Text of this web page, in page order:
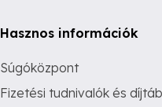
Hasznos információk
Súgóközpont
Fizetési tudnivalók és